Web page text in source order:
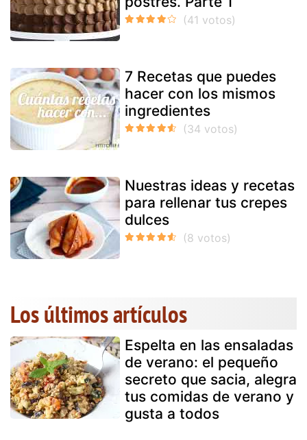
7 Recetas que puedes
hacer con los mismos
ingredientes
Nuestras ideas y recetas
para rellenar tus crepes
dulces
Los últimos artículos
Espelta en las ensaladas
de verano: el pequeño
secreto que sacia, alegra
tus comidas de verano y
gusta a todos